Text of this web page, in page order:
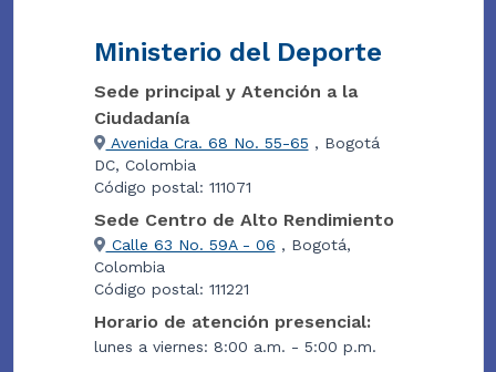
Ministerio del Deporte
Sede principal y Atención a la
Ciudadanía
Avenida Cra. 68 No. 55-65 , Bogotá
DC, Colombia
Código postal: 111071
Sede Centro de Alto Rendimiento
Calle 63 No. 59A - 06 , Bogotá,
Colombia
Código postal: 111221
Horario de atención presencial:
lunes a viernes: 8:00 a.m. - 5:00 p.m.